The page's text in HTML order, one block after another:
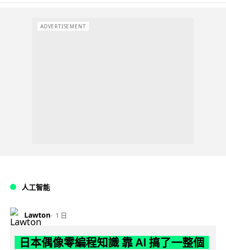
ADVERTISEMENT
人工智能
Lawton 1 日
日本偶像零編程知識 靠 AI 搞了一整個